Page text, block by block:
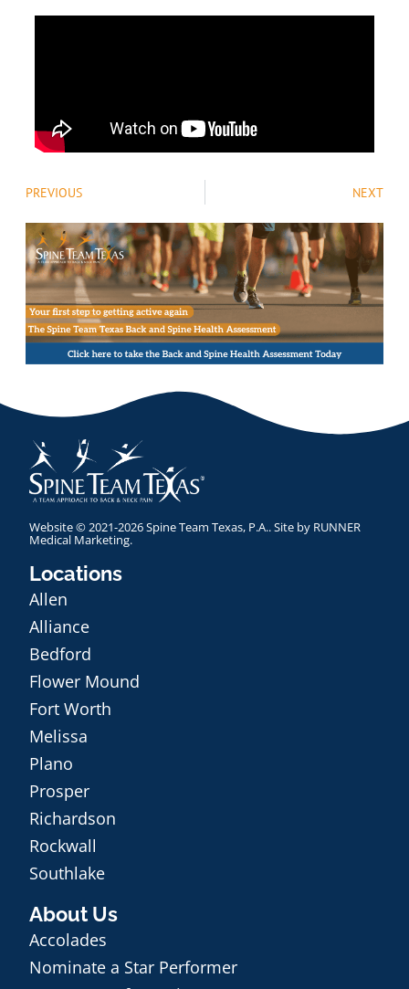
PREVIOUS NEXT
Website © 2021-2026 Spine Team Texas, P.A.. Site by RUNNER
Medical Marketing.
Locations
Allen
Alliance
Bedford
Flower Mound
Fort Worth
Melissa
Plano
Prosper
Richardson
Rockwall
Southlake
About Us
Accolades
Nominate a Star Performer